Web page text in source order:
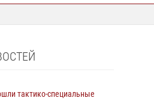
тактико-специальные